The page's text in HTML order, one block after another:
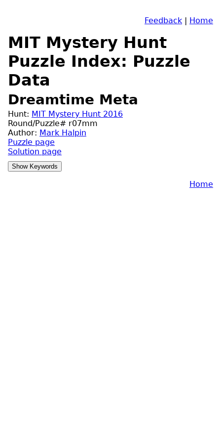
Feedback | Home
MIT Mystery Hunt
Puzzle Index: Puzzle
Data
Dreamtime Meta
Hunt: MIT Mystery Hunt 2016
Round/Puzzle# r07mm
Author: Mark Halpin
Puzzle page
Solution page
Home